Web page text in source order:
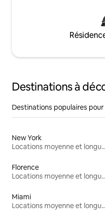
Destinations à
Destinations populaires
New York
Locations
Florence
Locations
Miami
Locations